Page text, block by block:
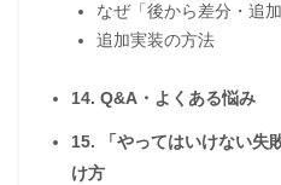
なぜ「後から差分・追
追加実装の方法
14. Q&A・よくある悩み
15. 「やってはいけない失
け方